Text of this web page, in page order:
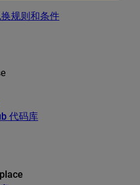
规则和条件
代码库